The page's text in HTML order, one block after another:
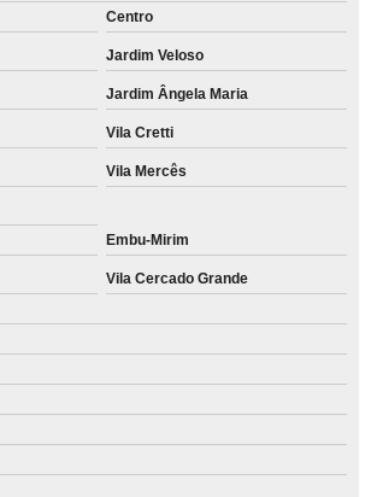
Centro
Jardim Veloso
Jardim Ângela Maria
Vila Cretti
Vila Mercês
Embu-Mirim
Vila Cercado Grande